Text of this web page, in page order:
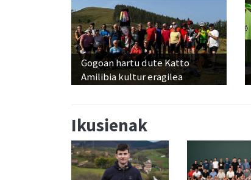
Gogoan hartu dute Katto
Amilibia kultur eragilea
Ikusienak